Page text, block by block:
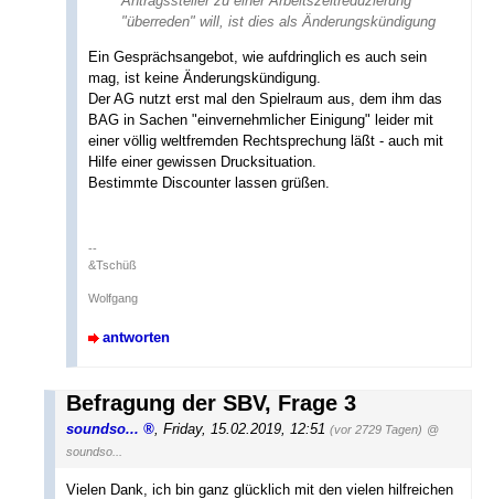
"überreden" will, ist dies als Änderungskündigung
Ein Gesprächsangebot, wie aufdringlich es auch sein
mag, ist keine Änderungskündigung.
Der AG nutzt erst mal den Spielraum aus, dem ihm das
BAG in Sachen "einvernehmlicher Einigung" leider mit
einer völlig weltfremden Rechtsprechung läßt - auch mit
Hilfe einer gewissen Drucksituation.
Bestimmte Discounter lassen grüßen.
--
&Tschüß
Wolfgang
antworten
Befragung der SBV, Frage 3
soundso... Friday, 15.02.2019, 12:51 (vor 2729 Tagen) @
soundso...
Vielen Dank, ich bin ganz glücklich mit den vielen hilfreichen